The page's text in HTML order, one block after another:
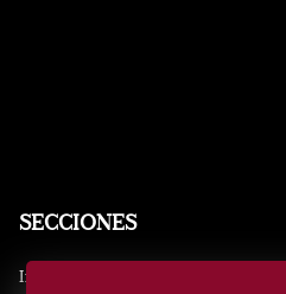
SECCIONES
Inicio